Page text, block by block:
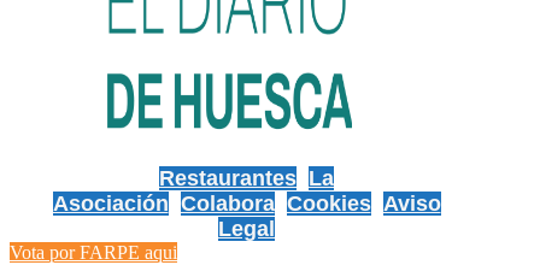
Restaurantes La
Asociación Colabora Cookies Aviso
Legal
Vota por FARPE aqui